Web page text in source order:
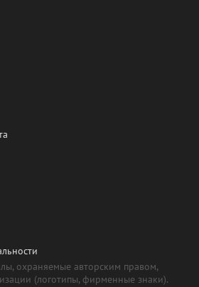
охраняемые авторским правом,
(логотипы, фирменные знаки).